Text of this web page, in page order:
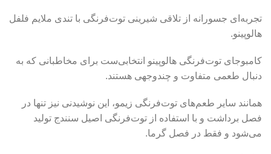
تجربه‌ای جسورانه از تلاقی شیرینی توت‌فرنگی با تندی ملایم فلفل
هالوپینو.
کامبوجای توت‌فرنگی هالوپینو انتخابی‌ست برای مخاطبانی که به
دنبال طعمی متفاوت و چند‌وجهی هستند.
همانند سایر طعم‌های توت‌فرنگی زیمو، این نوشیدنی نیز تنها در
فصل برداشت و با استفاده از توت‌فرنگی اصیل سنندج تولید
می‌شود و فقط در فصل گرما.